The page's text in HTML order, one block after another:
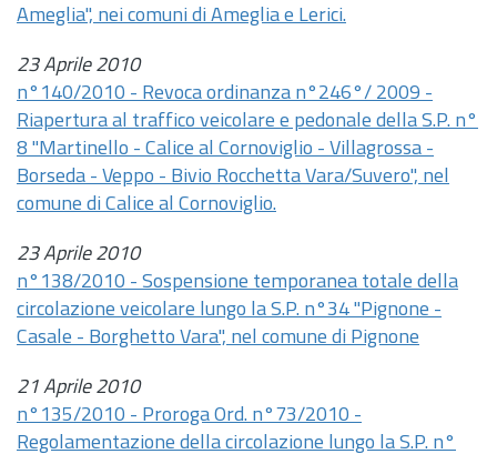
Ameglia", nei comuni di Ameglia e Lerici.
23 Aprile 2010
n°140/2010 - Revoca ordinanza n°246°/ 2009 -
Riapertura al traffico veicolare e pedonale della S.P. n°
8 "Martinello - Calice al Cornoviglio - Villagrossa -
Borseda - Veppo - Bivio Rocchetta Vara/Suvero", nel
comune di Calice al Cornoviglio.
23 Aprile 2010
n°138/2010 - Sospensione temporanea totale della
circolazione veicolare lungo la S.P. n°34 "Pignone -
Casale - Borghetto Vara", nel comune di Pignone
21 Aprile 2010
n°135/2010 - Proroga Ord. n°73/2010 -
Regolamentazione della circolazione lungo la S.P. n°